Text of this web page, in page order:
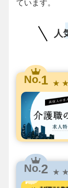
ています。
人
No.1 ★
No.2 ★